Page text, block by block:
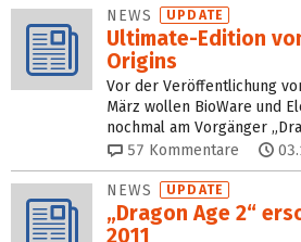
NEWS UPDATE
Ultimate-Edition
Origins
Vor der Veröffentlichung
März wollen BioWare und
nochmal am Vorgänger
57 Kommentare
NEWS UPDATE
„Dragon Age 2“
2011